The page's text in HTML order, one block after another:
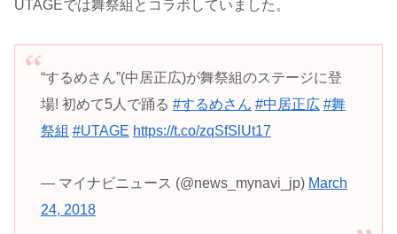
UTAGEでは舞祭組とコラボしていました。
“するめさん”(中居正広)が舞祭組のステージに登
場! 初めて5人で踊る #するめさん #中居正広 #舞
祭組 #UTAGE https://t.co/zqSfSlUt17
— マイナビニュース (@news_mynavi_jp) March
24, 2018